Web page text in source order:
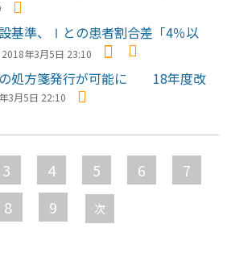
基準、Ⅰとの患者割合差「4％以
2018年3月5日 23:10
の処方箋発行が可能に 18年度改
3月5日 22:10
3 4 5 6
7
8
9 次